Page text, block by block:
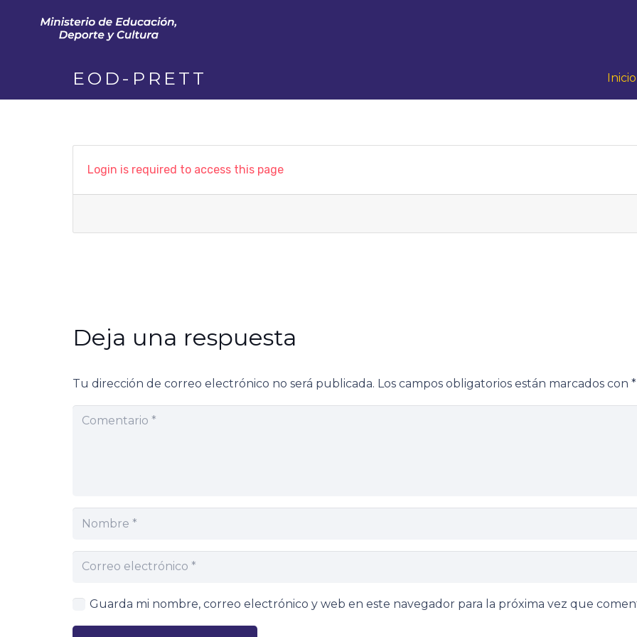
EOD-PRETT Inicio
Login is required to access this page
Deja una respuesta
Tu dirección de correo electrónico no será publicada. Los campos obligatorios están marcados con *
Guarda mi nombre, correo electrónico y web en este navegador para la próxima vez que